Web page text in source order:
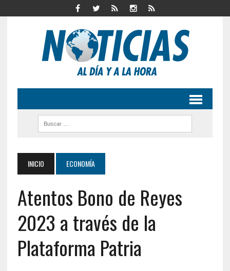
INICIO ECONOMÍA
Atentos Bono de Reyes
2023 a través de la
Plataforma Patria